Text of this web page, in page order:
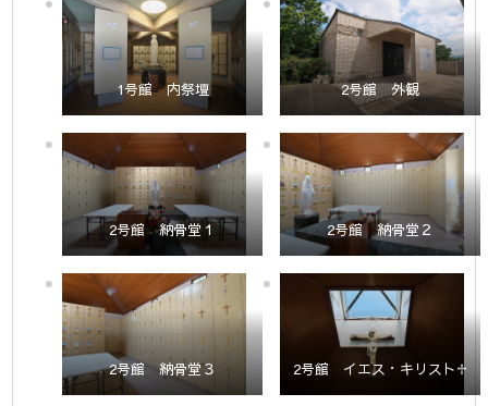
1号館 内祭壇 2号館 外観
2号館 納骨堂１ 2号館 納骨堂２
2号館 納骨堂３ 2号館 イエス・キリスト♱